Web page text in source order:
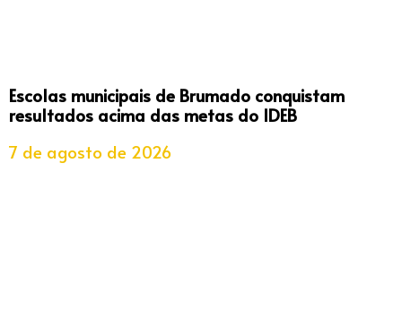
Escolas municipais de Brumado conquistam
resultados acima das metas do IDEB
7 de agosto de 2026